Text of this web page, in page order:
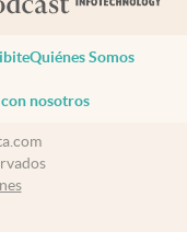
Quiénes Somos
nosotros